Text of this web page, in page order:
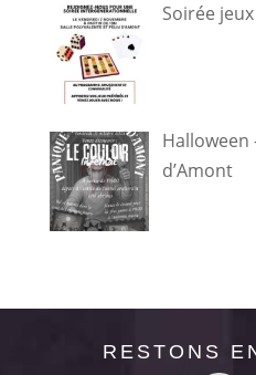
Soirée
Halloween
d’Amont
RESTONS